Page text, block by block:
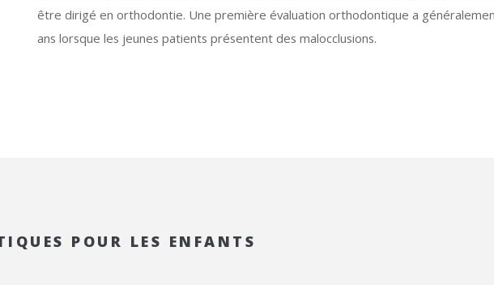
être dirigé en orthodontie. Une première évaluation orthodontique a
ans lorsque les jeunes patients présentent des malocclusions.
POUR LES ENFANTS